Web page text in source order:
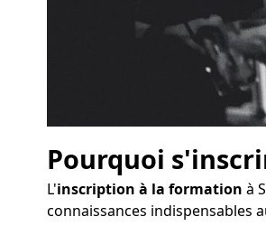
Pourquoi
L'inscription à la formation à
connaissances indispensables